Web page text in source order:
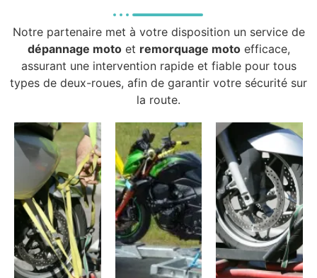
Notre partenaire met à votre disposition un service de
dépannage motoet remorquage motoefficace,
assurant une intervention rapide et fiable pour tous
types de deux-roues, afin de garantir votre sécurité sur
la route.